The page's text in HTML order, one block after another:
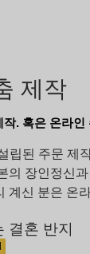
제작
. 혹은 온라인
된 주문 제
장인정신
계신 분은 온
결혼 반지